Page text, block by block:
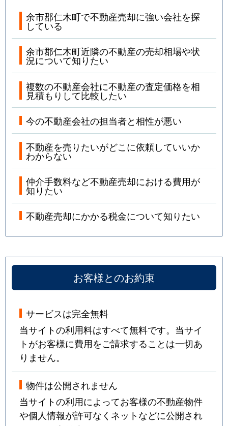
余市郡仁木町で不動産売却に強い会社を探
している
余市郡仁木町近隣の不動産の売却相場や状
況について知りたい
複数の不動産会社に不動産の査定価格を相
見積もりして比較したい
今の不動産会社の担当者と相性が悪い
不動産を売りたいがどこに依頼していいか
わからない
仲介手数料など不動産売却における費用が
知りたい
不動産売却にかかる税金について知りたい
お客様とのお約束
サービスは完全無料
当サイトの利用料はすべて無料です。当サイ
トがお客様に費用をご請求することは一切あ
りません。
物件は公開されません
当サイトの利用によってお客様の不動産物件
や個人情報が許可なくネットなどに公開され